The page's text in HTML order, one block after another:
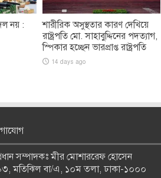
নয় :
শারীরিক অসুস্থতার কারণ দেখিয়ে
রাষ্ট্রপতি মো. সাহাবুদ্দিনের পদত্যাগ,
স্পিকার হচ্ছেন ভারপ্রাপ্ত রাষ্ট্রপতি
14 days ago
সম্পাদকঃ মীর মোশাররেফ হোসেন
মতিঝিল বা/এ, ১০ম তলা, ঢাকা-১০০০